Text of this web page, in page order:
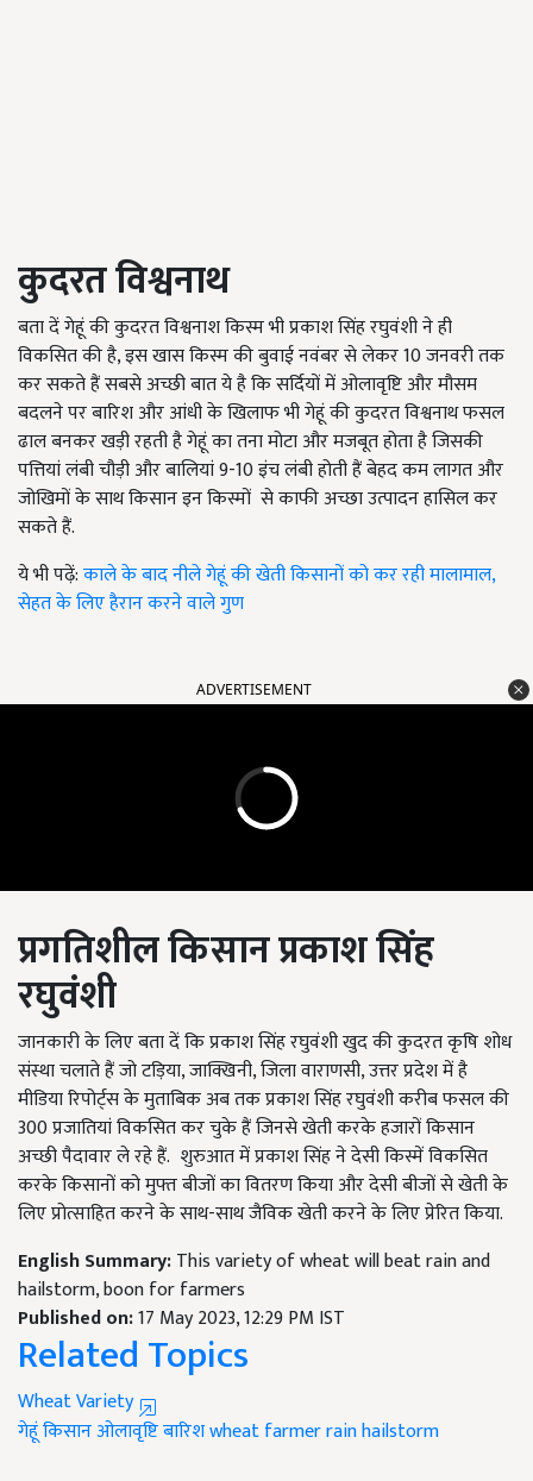
कुदरत विश्वनाथ
बता दें गेहूं की कुदरत विश्वनाश किस्म भी प्रकाश सिंह रघुवंशी ने ही
विकसित की है, इस खास किस्म की बुवाई नवंबर से लेकर 10 जनवरी तक
कर सकते हैं सबसे अच्छी बात ये है कि सर्दियों में ओलावृष्टि और मौसम
बदलने पर बारिश और आंधी के खिलाफ भी गेहूं की कुदरत विश्वनाथ फसल
ढाल बनकर खड़ी रहती है गेहूं का तना मोटा और मजबूत होता है जिसकी
पत्तियां लंबी चौड़ी और बालियां 9-10 इंच लंबी होती हैं बेहद कम लागत और
जोखिमों के साथ किसान इन किस्मों से काफी अच्छा उत्पादन हासिल कर
सकते हैं.
ये भी पढ़ें:काले के बाद नीले गेहूं की खेती किसानों को कर रही मालामाल,
सेहत के लिए हैरान करने वाले गुण
ADVERTISEMENT
प्रगतिशील किसान प्रकाश सिंह
रघुवंशी
जानकारी के लिए बता दें कि प्रकाश सिंह रघुवंशी खुद की कुदरत कृषि शोध
संस्था चलाते हैं जो टड़िया, जाक्खिनी, जिला वाराणसी, उत्तर प्रदेश में है
मीडिया रिपोर्ट्स के मुताबिक अब तक प्रकाश सिंह रघुवंशी करीब फसल की
300 प्रजातियां विकसित कर चुके हैं जिनसे खेती करके हजारों किसान
अच्छी पैदावार ले रहे हैं. शुरुआत में प्रकाश सिंह ने देसी किस्में विकसित
करके किसानों को मुफ्त बीजों का वितरण किया और देसी बीजों से खेती के
लिए प्रोत्साहित करने के साथ-साथ जैविक खेती करने के लिए प्रेरित किया.
English Summary:This variety of wheat will beat rain and
hailstorm, boon for farmers
Published on:17 May 2023, 12:29 PM IST
Related Topics
Wheat Variety
गेहूंकिसानओलावृष्टिबारिशwheatfarmerrainhailstorm